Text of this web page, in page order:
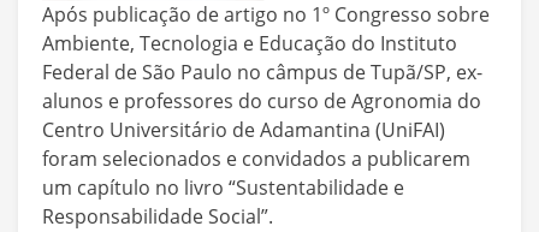
Após publicação de artigo no 1º Congresso sobre
Ambiente, Tecnologia e Educação do Instituto
Federal de São Paulo no câmpus de Tupã/SP, ex-
alunos e professores do curso de Agronomia do
Centro Universitário de Adamantina (UniFAI)
foram selecionados e convidados a publicarem
um capítulo no livro “Sustentabilidade e
Responsabilidade Social”.